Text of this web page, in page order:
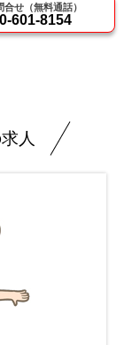
合せ（無料通話）
601-8154
人